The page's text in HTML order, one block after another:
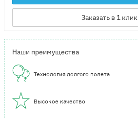
Заказать в 1 клик
Наши преимущества
Технология долгого полета
Высокое качество